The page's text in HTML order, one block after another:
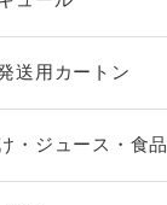
送用カートン
・ジュース・食品